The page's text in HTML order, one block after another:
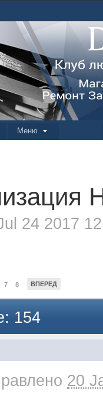
Меню
24 2017
7 8 ВПЕРЕД
154
20